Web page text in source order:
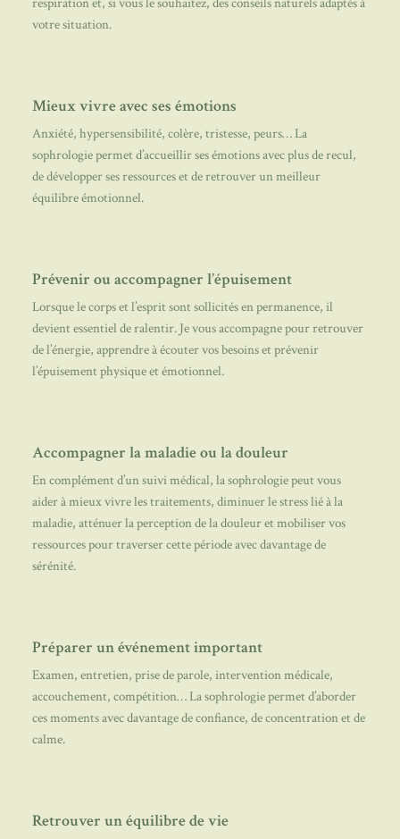
respiration et, si vous le souhaitez, des conseils naturels adaptés à
votre situation.
Mieux vivre avec ses émotions
Anxiété, hypersensibilité, colère, tristesse, peurs… La
sophrologie permet d’accueillir ses émotions avec plus de recul,
de développer ses ressources et de retrouver un meilleur
équilibre émotionnel.
Prévenir ou accompagner l’épuisement
Lorsque le corps et l’esprit sont sollicités en permanence, il
devient essentiel de ralentir. Je vous accompagne pour retrouver
de l’énergie, apprendre à écouter vos besoins et prévenir
l’épuisement physique et émotionnel.
Accompagner la maladie ou la douleur
En complément d’un suivi médical, la sophrologie peut vous
aider à mieux vivre les traitements, diminuer le stress lié à la
maladie, atténuer la perception de la douleur et mobiliser vos
ressources pour traverser cette période avec davantage de
sérénité.
Préparer un événement important
Examen, entretien, prise de parole, intervention médicale,
accouchement, compétition… La sophrologie permet d’aborder
ces moments avec davantage de confiance, de concentration et de
calme.
Retrouver un équilibre de vie